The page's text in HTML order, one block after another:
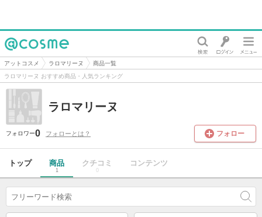
@cosme
アットコスメ ラロマリーヌ
商品一覧
ラロマリーヌ おすすめ商品・人気ランキング
ラロマリーヌ
フォロワー0 フォローとは？ フォロー
トップ 商品
1
クチコミ
0
コンテンツ